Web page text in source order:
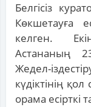
Белгісіз
Көкшетауға
келген.
Астананың
Жедел-
күдіктінің
орама есірткі